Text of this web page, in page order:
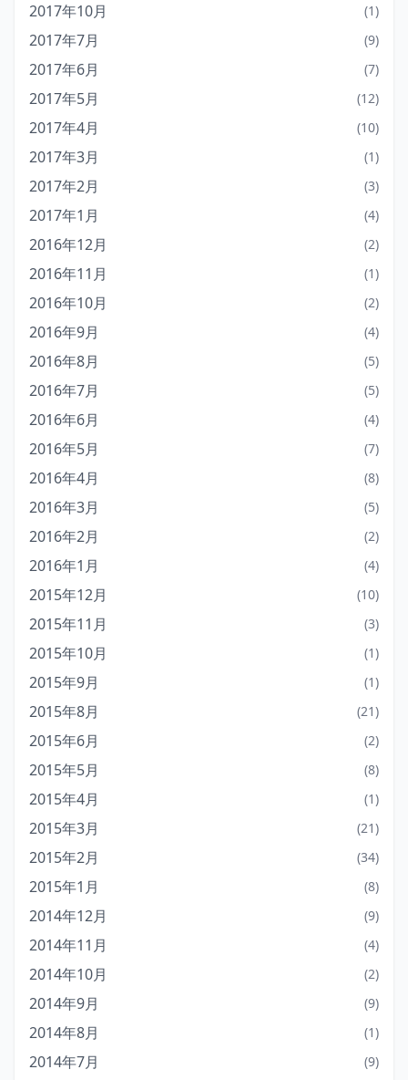
2017年10月 (1)
2017年7月 (9)
2017年6月 (7)
2017年5月 (12)
2017年4月 (10)
2017年3月 (1)
2017年2月 (3)
2017年1月 (4)
2016年12月 (2)
2016年11月 (1)
2016年10月 (2)
2016年9月 (4)
2016年8月 (5)
2016年7月 (5)
2016年6月 (4)
2016年5月 (7)
2016年4月 (8)
2016年3月 (5)
2016年2月 (2)
2016年1月 (4)
2015年12月 (10)
2015年11月 (3)
2015年10月 (1)
2015年9月 (1)
2015年8月 (21)
2015年6月 (2)
2015年5月 (8)
2015年4月 (1)
2015年3月 (21)
2015年2月 (34)
2015年1月 (8)
2014年12月 (9)
2014年11月 (4)
2014年10月 (2)
2014年9月 (9)
2014年8月 (1)
2014年7月 (9)